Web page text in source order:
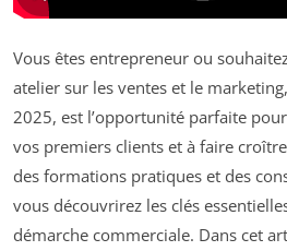
Vous êtes entrepreneur ou
atelier sur les ventes et le
2025, est l’opportunité parfaite
vos premiers clients et à faire
des formations pratiques et des
vous découvrirez les clés
démarche commerciale. Dans cet